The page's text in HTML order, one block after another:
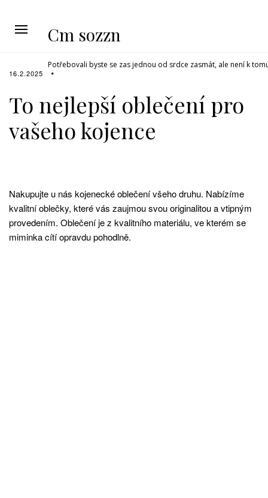
Cm sozzn
Potřebovali byste se zas jednou od srdce zasmát, ale není k
16.2.2025
To nejlepší oblečení pro
vašeho kojence
Nakupujte u nás kojenecké oblečení všeho druhu. Nabízíme
kvalitní oblečky, které vás zaujmou svou originalitou a vtipným
provedením. Oblečení je z kvalitního materiálu, ve kterém se
miminka cítí opravdu pohodlně.